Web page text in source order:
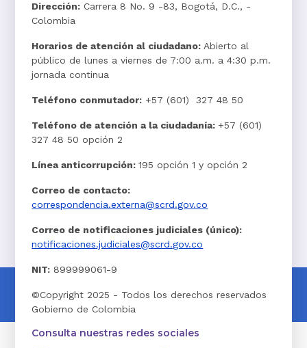
Dirección: Carrera 8 No. 9 -83, Bogotá, D.C., -
Colombia
Horarios de atención al ciudadano:Abierto al
público de lunes a viernes de 7:00 a.m. a 4:30 p.m.
jornada continua
Teléfono conmutador: +57 (601) 327 48 50
Teléfono de atención a la ciudadanía: +57 (601)
327 48 50 opción 2
Línea anticorrupción:195 opción 1 y opción 2
Correo de contacto:
correspondencia.externa@scrd.gov.co
Correo de notificaciones judiciales (único):
notificaciones.judiciales@scrd.gov.co
NIT: 899999061-9
©Copyright 2025 - Todos los derechos reservados
Gobierno de Colombia
Consulta nuestras redes sociales